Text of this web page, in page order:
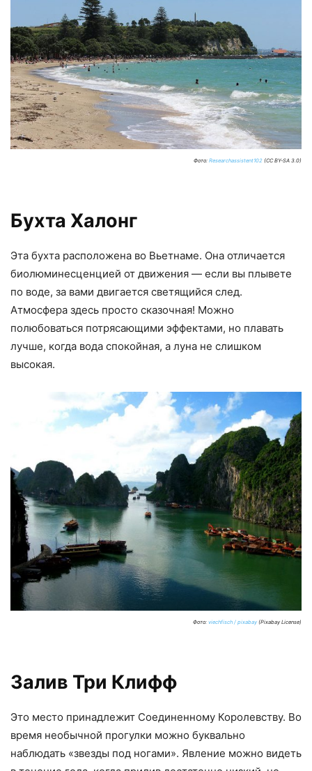
Фото: Researchassistent102 (CC BY-SA 3.0)
Бухта Халонг
Эта бухта расположена во Вьетнаме. Она отличается
биолюминесценцией от движения — если вы плывете
по воде, за вами двигается светящийся след.
Атмосфера здесь просто сказочная! Можно
полюбоваться потрясающими эффектами, но плавать
лучше, когда вода спокойная, а луна не слишком
высокая.
Фото: viechfisch / pixabay (Pixabay License)
Залив Три Клифф
Это место принадлежит Соединенному Королевству. Во
время необычной прогулки можно буквально
наблюдать «звезды под ногами». Явление можно видеть